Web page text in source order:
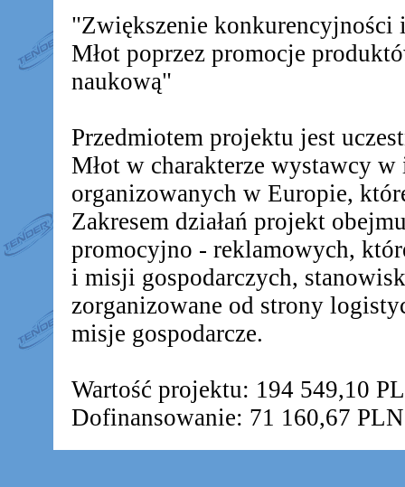
"Zwiększenie
Młot poprzez promocje
naukową"
Przedmiotem projektu jest
Młot w charakterze wystawcy
organizowanych w Europie,
Zakresem działań projekt
promocyjno - reklamowych,
i misji gospodarczych,
zorganizowane od strony
misje gospodarcze.
Wartość projektu: 194 549,10
Dofinansowanie: 71 160,67 PLN